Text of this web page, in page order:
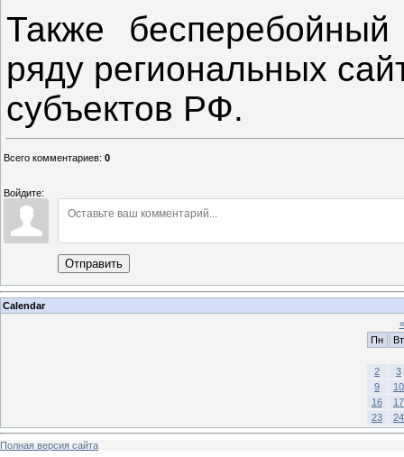
Также
ряду региональных
субъектов РФ.
Всего комментариев: 0
Войдите:
Отправить
Calendar
«
Пн
Вт
2
3
9
10
16
17
23
24
Полная версия сайта